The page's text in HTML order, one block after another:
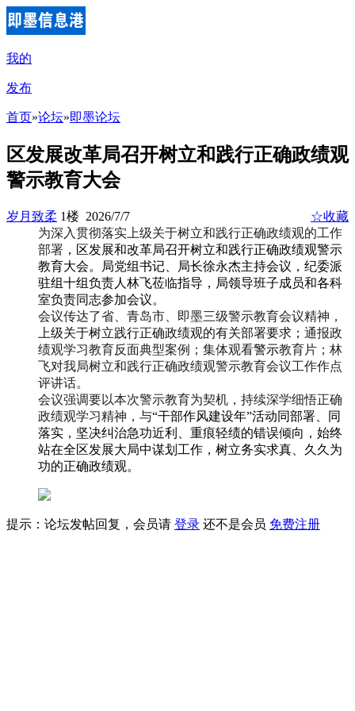
我的
发布
首页»论坛»即墨论坛
区发展改革局召开树立和践行正确政绩观
警示教育大会
岁月致柔 1楼 2026/7/7
☆收藏
为深入贯彻落实上级关于树立和践行正确政绩观的工作
部署 ，区发展和改革局召开树立和践行正确政绩观警示
教育大会。局党组书记、局长徐永杰主持会议，纪委派
驻组十组负责人林飞莅临指导，局领导班子成员和各科
室负责同志参加会议。
会议传达了省、青岛市、即墨三级警示教育会议精神，
上级关于树立践行正确政绩观的有关部署要求； 通报政
绩观学习教育反面典型案例；集体观看警示教育片；林
飞对我局树立和践行正确政绩观警示教育会议工作作点
评讲话。
会议强调要以本次警示教育为契机，持续深学细悟正确
政绩观学习精神，与“干部作风建设年”活动同部署、同
落实，坚决纠治急功近利、重痕轻绩的错误倾向，始终
站在全区发展大局中谋划工作，树立务实求真、久久为
功的正确政绩观。
提示：论坛发帖回复，会员请 登录 还不是会员 免费注册